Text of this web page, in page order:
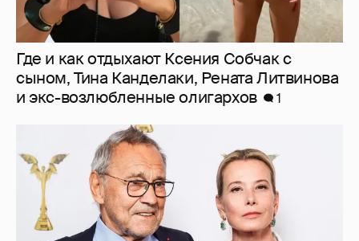
В сети появилось архивное фото Андрея
Кончаловского и Юлии Высоцкой на
отдыхе в Италии
5